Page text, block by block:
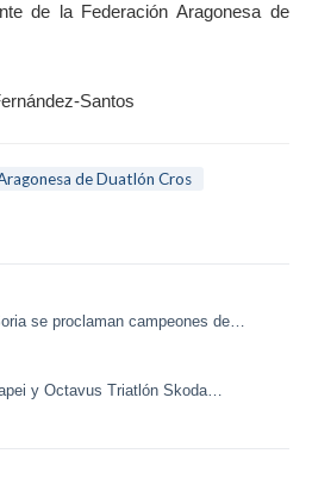
de la Federación Aragonesa de
Santos
de Duatlón Cros
se proclaman campeones de
y Octavus Triatlón Skoda
en ...